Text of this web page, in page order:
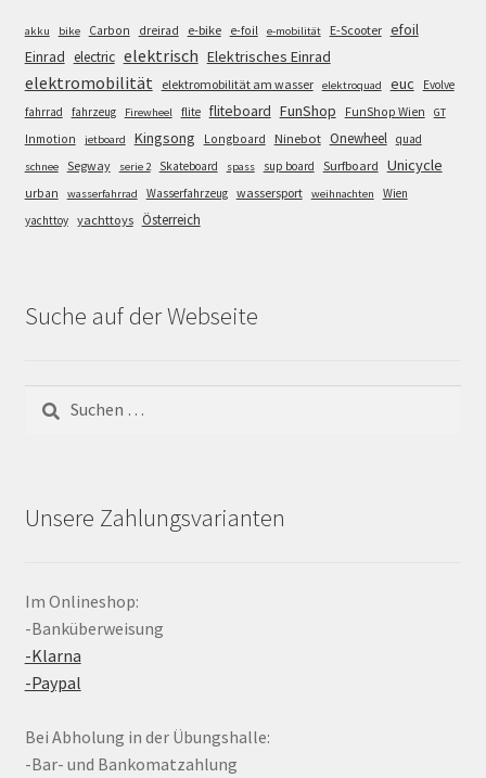
akku bike Carbon dreirad e-bike e-foil e-mobilität E-Scooter efoil
Einrad electric elektrisch Elektrisches Einrad
elektromobilität elektromobilität am wasser elektroquad euc
Evolve
fahrrad
fahrzeug Firewheel flite fliteboard FunShop FunShop Wien GT
Inmotion jetboard Kingsong Longboard Ninebot Onewheel quad
schnee Segway serie 2 Skateboard spass sup board Surfboard Unicycle
urban wasserfahrrad Wasserfahrzeug wassersport weihnachten
Wien
yachttoy yachttoys Österreich
Suche auf der Webseite
Suchen
nach:
Unsere Zahlungsvarianten
Im Onlineshop:
-Banküberweisung
-Klarna
-Paypal
Bei Abholung in der Übungshalle:
-Bar- und Bankomatzahlung